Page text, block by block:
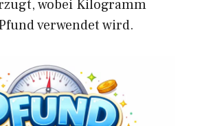
wobei Kilogramm
verwendet wird.